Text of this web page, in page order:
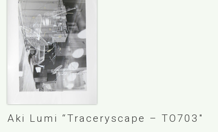
Aki Lumi “Traceryscape – TO703″